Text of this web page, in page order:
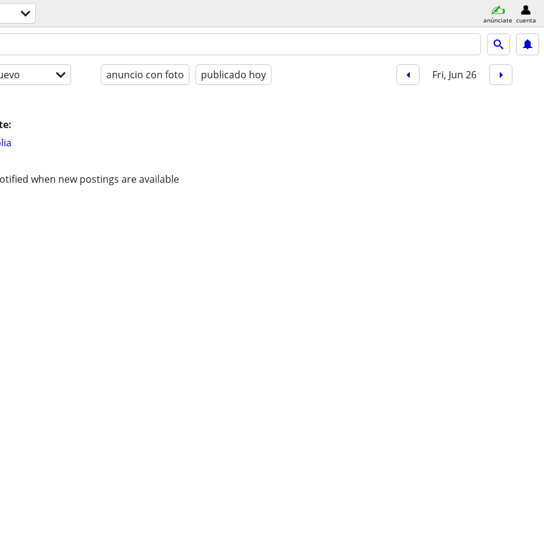
anúnciate cuenta
anuncio con foto publicado hoy Fri, Jun 26
when new postings are available